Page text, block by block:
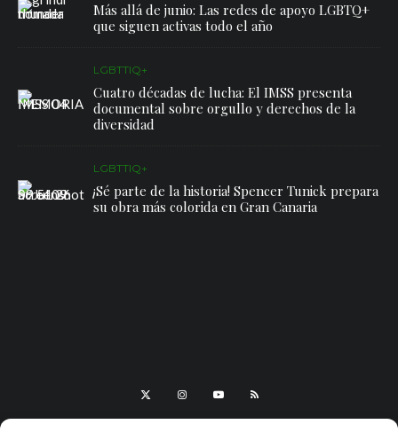
Más allá de junio: Las redes de apoyo LGBTQ+
que siguen activas todo el año
LGBTTIQ+
Cuatro décadas de lucha: El IMSS presenta
documental sobre orgullo y derechos de la
diversidad
LGBTTIQ+
¡Sé parte de la historia! Spencer Tunick prepara
su obra más colorida en Gran Canaria